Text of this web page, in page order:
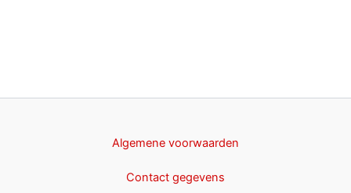
Algemene voorwaarden
Contact gegevens